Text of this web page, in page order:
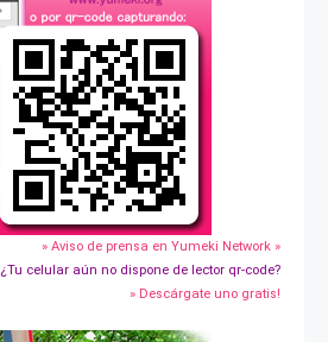
» Aviso de prensa en Yumeki Network »
¿Tu celular aún no dispone de lector qr-code?
» Descárgate uno gratis!